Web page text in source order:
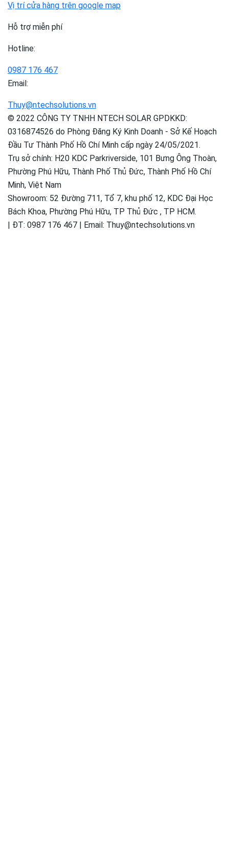
Vị trí cửa hàng trên google map
Hỗ trợ miễn phí
Hotline:
0987 176 467
Email:
Thuy@ntechsolutions.vn
© 2022 CÔNG TY TNHH NTECH SOLAR GPDKKD:
0316874526 do Phòng Đăng Ký Kinh Doanh - Sở Kế Hoạch
Đầu Tư Thành Phố Hồ Chí Minh cấp ngày 24/05/2021.
Trụ sở chính: H20 KDC Parkriverside, 101 Bưng Ông Thoàn,
Phường Phú Hữu, Thành Phố Thủ Đức, Thành Phố Hồ Chí
Minh, Việt Nam
Showroom: 52 Đường 711, Tổ 7, khu phố 12, KDC Đại Học
Bách Khoa, Phường Phú Hữu, TP Thủ Đức , TP HCM.
| ĐT: 0987 176 467 | Email: Thuy@ntechsolutions.vn